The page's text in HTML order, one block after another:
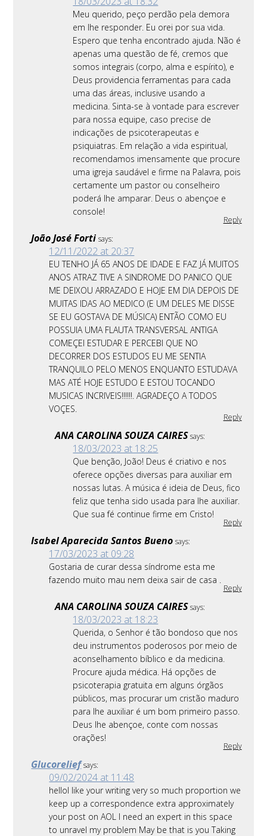
Meu querido, peço perdão pela demora
em lhe responder. Eu orei por sua vida.
Espero que tenha encontrado ajuda. Não é
apenas uma questão de fé, cremos que
somos integrais (corpo, alma e espírito), e
Deus providencia ferramentas para cada
uma das áreas, inclusive usando a
medicina. Sinta-se à vontade para escrever
para nossa equipe, caso precise de
indicações de psicoterapeutas e
psiquiatras. Em relação a vida espiritual,
recomendamos imensamente que procure
uma igreja saudável e firme na Palavra, pois
certamente um pastor ou conselheiro
poderá lhe amparar. Deus o abençoe e
console!
Reply
João José Forti says:
12/11/2022 at 20:37
EU TENHO JÁ 65 ANOS DE IDADE E FAZ JÁ MUITOS
ANOS ATRAZ TIVE A SINDROME DO PANICO QUE
ME DEIXOU ARRAZADO E HOJE EM DIA DEPOIS DE
MUITAS IDAS AO MEDICO (E UM DELES ME DISSE
SE EU GOSTAVA DE MÚSICA) ENTÃO COMO EU
POSSUIA UMA FLAUTA TRANSVERSAL ANTIGA
COMEÇEI ESTUDAR E PERCEBI QUE NO
DECORRER DOS ESTUDOS EU ME SENTIA
TRANQUILO PELO MENOS ENQUANTO ESTUDAVA
MAS ATÉ HOJE ESTUDO E ESTOU TOCANDO
MUSICAS INCRIVEIS!!!!!!. AGRADEÇO A TODOS
VOÇES.
Reply
ANA CAROLINA SOUZA CAIRES says:
18/03/2023 at 18:25
Que benção, João! Deus é criativo e nos
oferece opções diversas para auxiliar em
nossas lutas. A música é ideia de Deus, fico
feliz que tenha sido usada para lhe auxiliar.
Que sua fé continue firme em Cristo!
Reply
Isabel Aparecida Santos Bueno says:
17/03/2023 at 09:28
Gostaria de curar dessa síndrome esta me
fazendo muito mau nem deixa sair de casa .
Reply
ANA CAROLINA SOUZA CAIRES says:
18/03/2023 at 18:23
Querida, o Senhor é tão bondoso que nos
deu instrumentos poderosos por meio de
aconselhamento bíblico e da medicina.
Procure ajuda médica. Há opções de
psicoterapia gratuita em alguns órgãos
públicos, mas procurar um cristão maduro
para lhe auxiliar é um bom primeiro passo.
Deus lhe abençoe, conte com nossas
orações!
Reply
Glucorelief says:
09/02/2024 at 11:48
helloI like your writing very so much proportion we
keep up a correspondence extra approximately
your post on AOL I need an expert in this space
to unravel my problem May be that is you Taking